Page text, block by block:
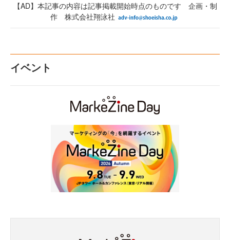
【AD】本記事の内容は記事掲載開始時点のものです 企画・制
作 株式会社翔泳社
イベント